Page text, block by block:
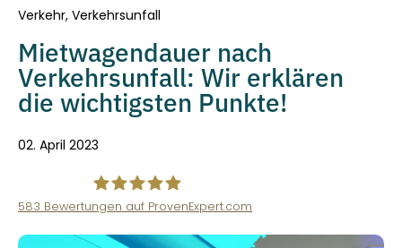
Verkehr, Verkehrsunfall
Mietwagendauer nach
Verkehrsunfall: Wir erklären
die wichtigsten Punkte!
02. April 2023
VINQO
583 Bewertungen auf ProvenExpert.com